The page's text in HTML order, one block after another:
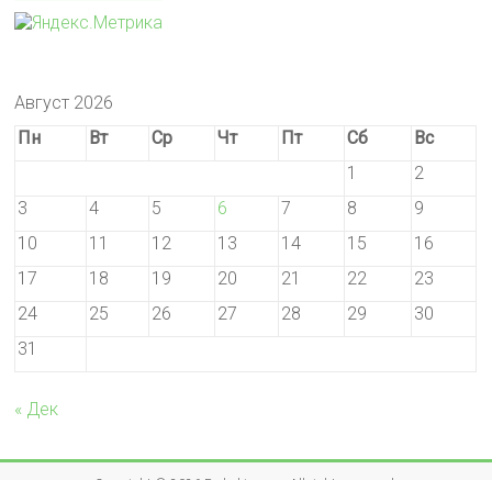
Август 2026
Пн
Вт Ср Чт Пт Сб
Вс
1
2
3
4 5 6 7 8
9
10
11 12 13 14 15
16
17
18 19 20 21 22
23
24
25 26 27 28 29
30
31
« Дек